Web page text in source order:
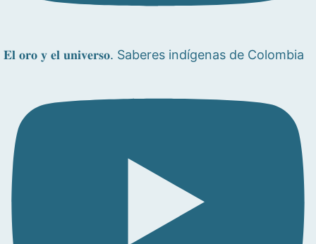
𝐄𝐥 𝐨𝐫𝐨 𝐲 𝐞𝐥 𝐮𝐧𝐢𝐯𝐞𝐫𝐬𝐨. Saberes indígenas de Colombia